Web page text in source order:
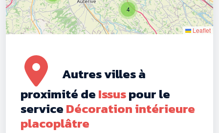
4
Leaflet
Autres villes à
proximité deIssuspour le
serviceDécoration intérieure
placoplâtre